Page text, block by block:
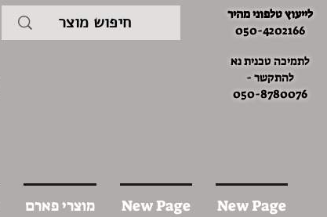
לייעוץ טלפוני מהיר
050-4202166
לתמיכה טכנית נא
להתקשר -
050-8780076
New Page
New Page מוצרי פארם